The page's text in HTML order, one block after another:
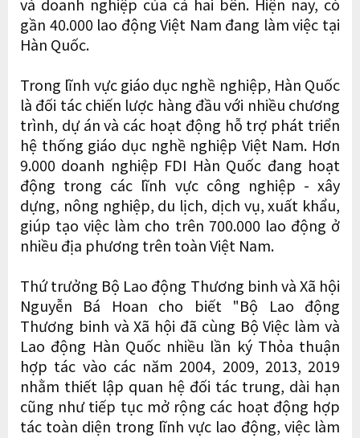
gần 40.000 lao động Việt Nam đang làm việc tại
Hàn Quốc.
Trong lĩnh vực giáo dục nghề nghiệp, Hàn Quốc
là đối tác chiến lược hàng đầu với nhiều chương
trình, dự án và các hoạt động hỗ trợ phát triển
hệ thống giáo dục nghề nghiệp Việt Nam. Hơn
9.000 doanh nghiệp FDI Hàn Quốc đang hoạt
động trong các lĩnh vực công nghiệp - xây
dựng, nông nghiệp, du lịch, dịch vụ, xuất khẩu,
giúp tạo việc làm cho trên 700.000 lao động ở
nhiều địa phương trên toàn Việt Nam.
Thứ trưởng Bộ Lao động Thương binh và Xã hội
Nguyễn Bá Hoan cho biết "Bộ Lao động
Thương binh và Xã hội đã cùng Bộ Việc làm và
Lao động Hàn Quốc nhiều lần ký Thỏa thuận
hợp tác vào các năm 2004, 2009, 2013, 2019
nhằm thiết lập quan hệ đối tác trung, dài hạn
cũng như tiếp tục mở rộng các hoạt động hợp
tác toàn diện trong lĩnh vực lao động, việc làm